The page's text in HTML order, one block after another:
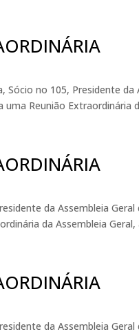
Sócio no 105, Presidente
Reunião Extraordinária
da Assembleia
da Assembleia
da Assembleia